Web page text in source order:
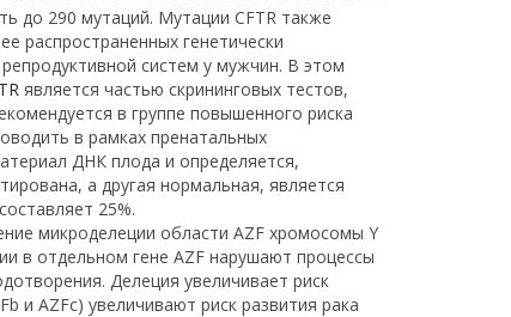
до 290 мутаций. Мутации CFTR также
распространенных генетически
систем у мужчин. В этом
является частью скрининговых тестов,
в группе повышенного риска
в рамках пренатальных
ДНК плода и определяется,
а другая нормальная, является
25%.
микроделеции области AZF хромосомы Y
в отдельном гене AZF нарушают процессы
Делеция увеличивает риск
и AZFc) увеличивают риск развития рака